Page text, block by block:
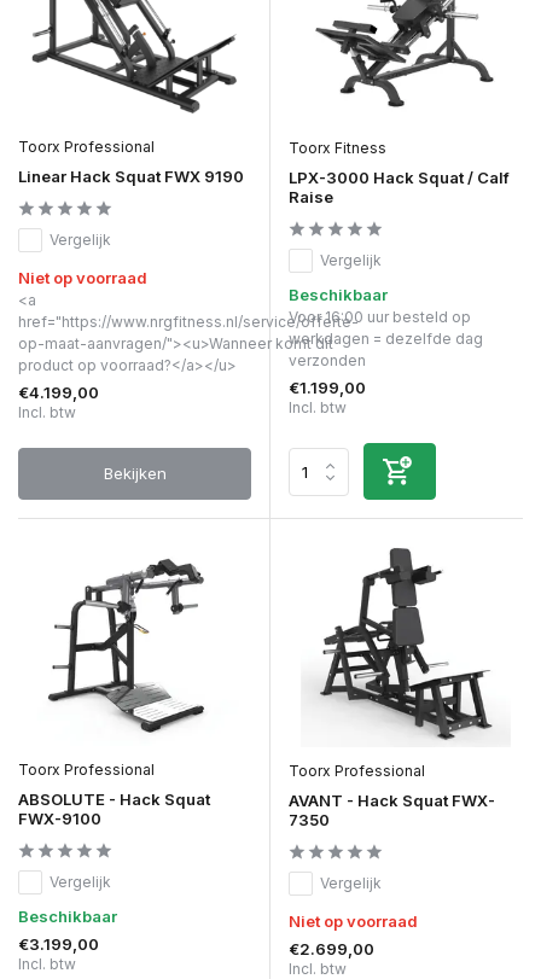
Toorx Professional
Linear Hack Squat FWX 9190
Vergelijk
Niet op voorraad
<a
href="https://www.nrgfitness.nl/service/offerte-
op-maat-aanvragen/"><u>Wanneer komt dit
product op voorraad?</a></u>
€4.199,00
Incl. btw
Bekijken
Toorx Fitness
LPX-3000 Hack Squat / Calf
Raise
Vergelijk
Beschikbaar
Voor 16:00 uur besteld op
werkdagen = dezelfde dag
verzonden
€1.199,00
Incl. btw
Toorx Professional
ABSOLUTE - Hack Squat
FWX-9100
Vergelijk
Beschikbaar
€3.199,00
Incl. btw
Toorx Professional
AVANT - Hack Squat FWX-
7350
Vergelijk
Niet op voorraad
€2.699,00
Incl. btw